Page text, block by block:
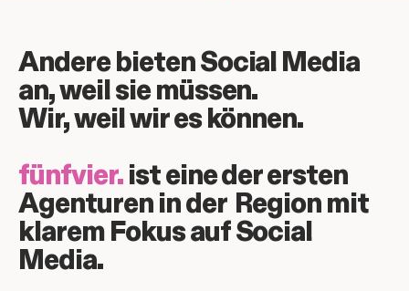
Andere bieten Social Media
an, weil sie müssen.
Wir, weil wir es können.
fünfvier.ist eine der ersten
Agenturen in der Region mit
klarem Fokus auf Social
Media.